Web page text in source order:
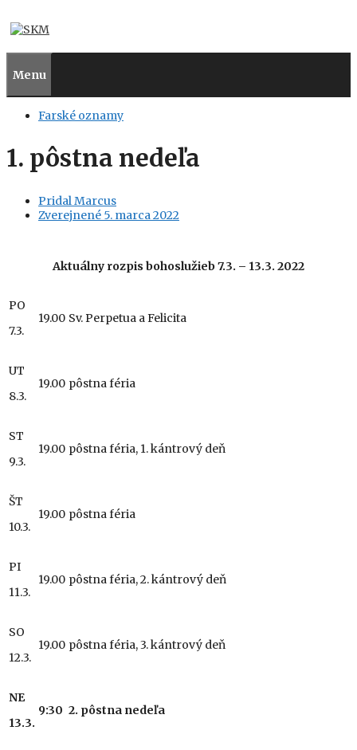
na
Menu
Farské oznamy
1. pôstna nedeľa
PridalMarcus
Zverejnené 5. marca 2022
Aktuálny rozpis bohoslužieb 7.3. – 13.3. 2022
PO
7.3.
19.00 Sv. Perpetua a Felicita
UT
8.3.
19.00 pôstna féria
ST
9.3.
19.00 pôstna féria, 1. kántrový deň
ŠT
10.3.
19.00 pôstna féria
PI
11.3.
19.00 pôstna féria, 2. kántrový deň
SO
12.3.
19.00 pôstna féria, 3. kántrový deň
NE
13.3.
9:30 2. pôstna nedeľa